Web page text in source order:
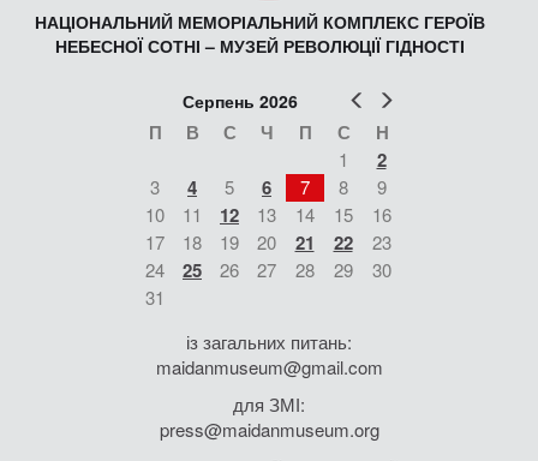
НАЦІОНАЛЬНИЙ МЕМОРІАЛЬНИЙ КОМПЛЕКС ГЕРОЇВ
НЕБЕСНОЇ СОТНІ – МУЗЕЙ РЕВОЛЮЦІЇ ГІДНОСТІ
Попер
Серпень 2026
П В С Ч П С Н
1 2
3 4 5 6 7 8
9
10
11 12 13 14 15
16
17
18 19 20 21 22
23
24
25 26 27 28 29
30
31
із загальних питань:
maidanmuseum@gmail.com
для ЗМІ:
press@maidanmuseum.org